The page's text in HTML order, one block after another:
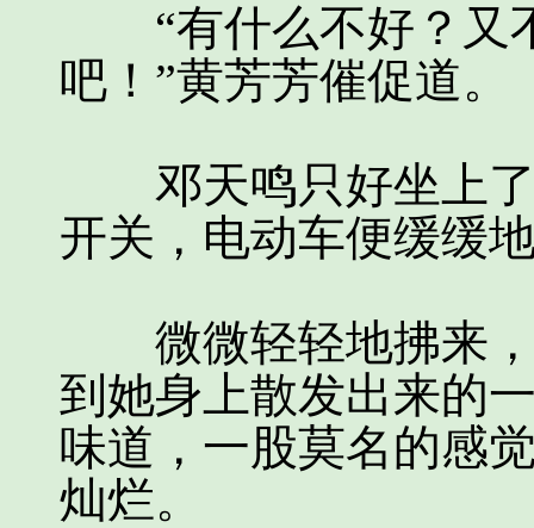
“有什么不好？又
吧！”黄芳芳催促道。
邓天鸣只好坐上了
开关，电动车便缓缓
微微轻轻地拂来，
到她身上散发出来的
味道，一股莫名的感
灿烂。